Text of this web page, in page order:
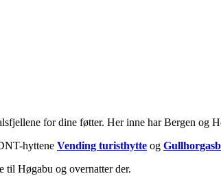
for dine føtter. Her inne har Bergen og
hyttene Vending turisthytte og
til Høgabu og overnatter der.